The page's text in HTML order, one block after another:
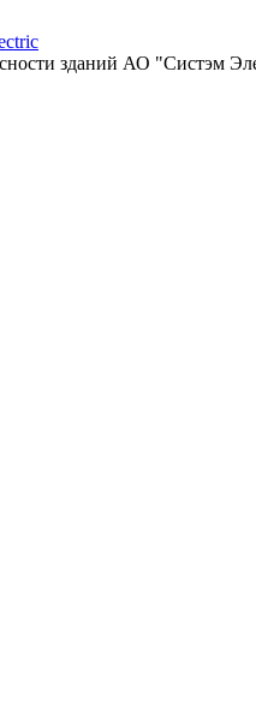
зданий АО "Систэм